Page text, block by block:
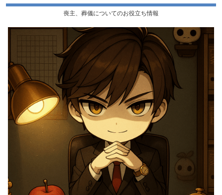
喪主、葬儀についてのお役立ち情報